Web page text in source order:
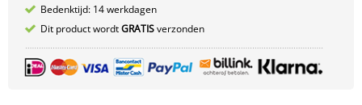
Bedenktijd: 14 werkdagen
Dit product wordtGRATISverzonden